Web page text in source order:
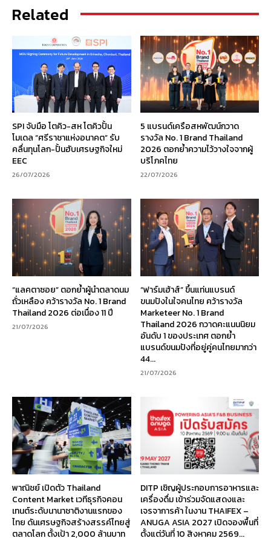
Related
SPI จับมือ โตคิว-สห โตคิวปั้น
โมเดล “ศรีราชาแห่งอนาคต” รับ
คลื่นทุนโลก-ปั้นฮับเศรษฐกิจใหม่
EEC
26/07/2026
5 แบรนด์เครือสหพัฒน์กวาด
รางวัล No. 1 Brand Thailand
2026 ตอกย้ำความไว้วางใจจากผู้
บริโภคไทย
22/07/2026
“แลคตาซอย” ตอกย้ำผู้นำตลาดนม
ถั่วเหลือง คว้ารางวัล No. 1 Brand
Thailand 2026 ต่อเนื่อง 11 ปี
21/07/2026
“ฟาร์มเฮ้าส์” ขึ้นแท่นแบรนด์
ขนมปังในใจคนไทย คว้ารางวัล
Marketeer No. 1 Brand
Thailand 2026 กวาดคะแนนนิยม
อันดับ 1 ของประเทศ ตอกย้ำ
แบรนด์ขนมปังที่อยู่คู่คนไทยมากว่า
44...
21/07/2026
พาณิชย์ เปิดตัว Thailand
Content Market เวทีธุรกิจคอน
เทนต์ระดับนานาชาติงานแรกของ
ไทย ดันเศรษฐกิจสร้างสรรค์ไทยสู่
ตลาดโลก ตั้งเป้า 2,000 ล้านบาท
DITP เชิญผู้ประกอบการอาหารและ
เครื่องดื่ม เข้าร่วมจัดแสดงและ
เจรจาการค้า ในงาน THAIFEX –
ANUGA ASIA 2027 เปิดจองพื้นที่
ตั้งแต่วันที่ 10 สิงหาคม 2569...